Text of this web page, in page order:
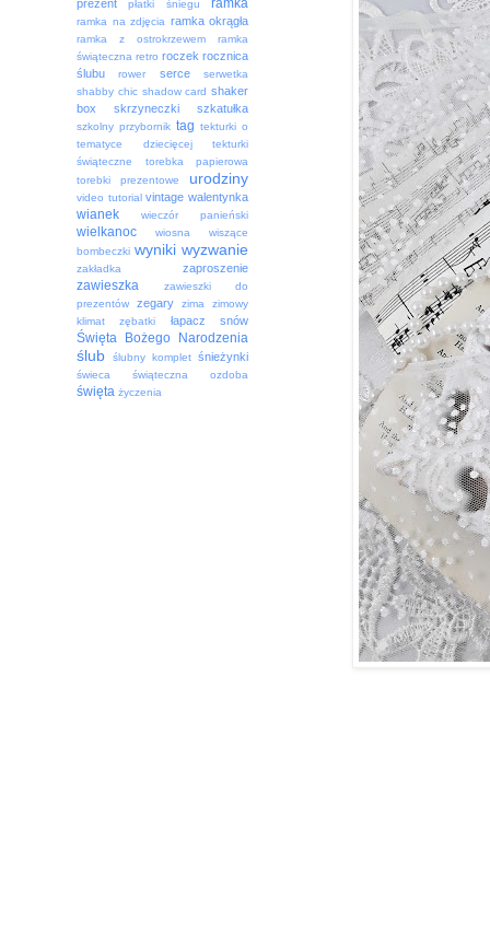
prezent płatki śniegu ramka
ramka na zdjęcia ramka okrągła
ramka z ostrokrzewem
ramka
świąteczna retro roczek rocznica
ślubu
rower serce
serwetka
shabby chic shadow card shaker
box
skrzyneczki szkatułka
szkolny przybornik tag tekturki o
tematyce dziecięcej
tekturki
świąteczne
torebka papierowa
torebki prezentowe
urodziny
video tutorial vintage walentynka
wianek wieczór panieński
wielkanoc wiosna
wiszące
bombeczki wyniki wyzwanie
zakładka zaproszenie
zawieszka
zawieszki do
prezentów
zegary zima
zimowy
klimat
zębatki łapacz snów
Święta Bożego Narodzenia
ślub ślubny komplet śnieżynki
świeca świąteczna ozdoba
święta życzenia